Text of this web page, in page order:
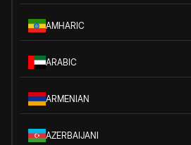
AMHARIC
ARABIC
ARMENIAN
AZERBAIJANI